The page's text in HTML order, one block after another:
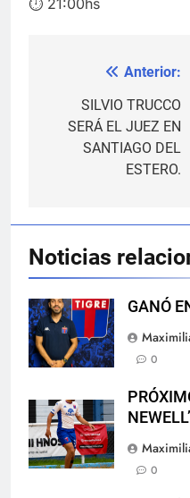
⏱ 21:00hs
Navegación
entradas
Anterior:
SILVIO TRUCCO
SERÁ EL JUEZ EN
SANTIAGO DEL
ESTERO.
Noticias
GANÓ
0
0